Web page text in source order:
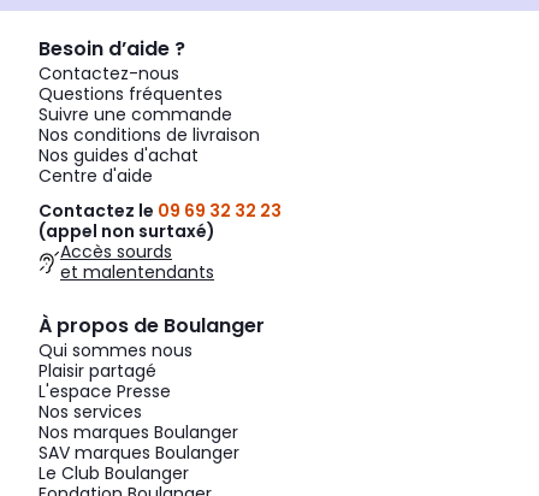
Besoin d’aide ?
Contactez-nous
Questions fréquentes
Suivre une commande
Nos conditions de livraison
Nos guides d'achat
Centre d'aide
Contactez le 09 69 32 32 23
(appel non surtaxé)
Accès sourds
et malentendants
À propos de Boulanger
Qui sommes nous
Plaisir partagé
L'espace Presse
Nos services
Nos marques Boulanger
SAV marques Boulanger
Le Club Boulanger